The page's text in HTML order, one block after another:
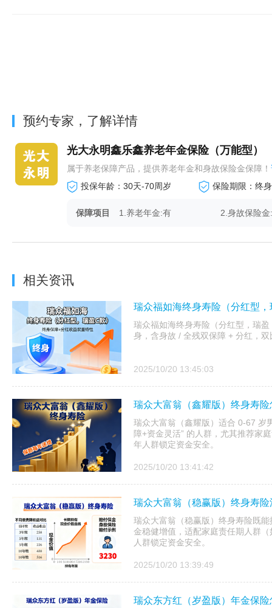
预约专家，了解详情
光大永明鑫乐鑫养老年金保险（万能型）
属于养老保障产品，提供养老年金和身故保险金保障！
投保年龄：30天-70周岁
保险期限：终身
保障项目 1.养老年金:有 2.身故保险金
相关资讯
瑞众福如海终身寿险（分红型
瑞众福如海终身寿险（分红型，瑞
身，含身故 / 全残双保障 + 分红，
2025/10/20 13:45:03
瑞众大富翁（鑫耀版）终身寿
瑞众大富翁（鑫耀版）适合 0-67 岁
障+资金灵活” 的人群，尤其推荐家
年人群锁定资金安全。
2025/10/20 13:41:42
瑞众大富翁（稳赢版）终身寿
瑞众大富翁（稳赢版）终身寿险既
金稳健增值，适配家庭责任期人群
人群锁定资金安全。
2025/10/20 13:39:49
瑞众东方红（岁盈版）年金保